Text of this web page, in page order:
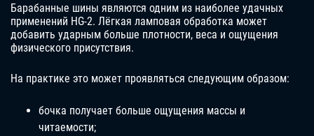
Барабанные шины являются одним из наиболее удачных
применений HG-2. Лёгкая ламповая обработка может
добавить ударным больше плотности, веса и ощущения
физического присутствия.
На практике это может проявляться следующим образом:
бочка получает больше ощущения массы и
читаемости;